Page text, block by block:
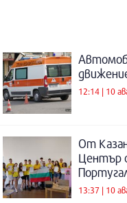
12:14 | 10
От
Център
13:37 | 10